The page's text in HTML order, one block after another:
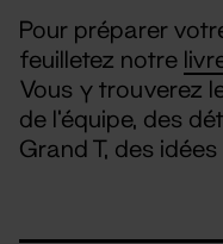
Pour préparer
feuilletez notre
Vous y trouverez
de l’équipe, des
Grand T, des